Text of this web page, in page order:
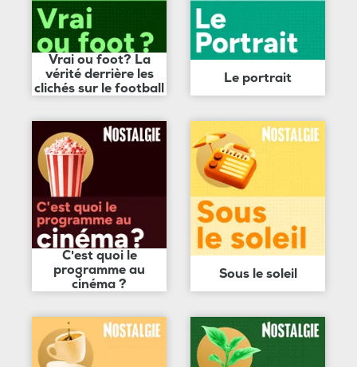
Vrai ou foot? La
vérité derrière les
clichés sur le football
Le portrait
C'est quoi le
programme au
cinéma ?
Sous le soleil